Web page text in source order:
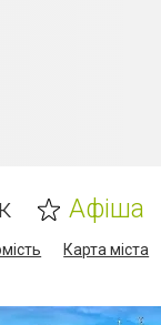
Афіша
Карта міста